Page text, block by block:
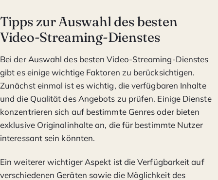
Tipps zur Auswahl des besten
Video-Streaming-Dienstes
Bei der Auswahl des besten Video-Streaming-Dienstes
gibt es einige wichtige Faktoren zu berücksichtigen.
Zunächst einmal ist es wichtig, die verfügbaren Inhalte
und die Qualität des Angebots zu prüfen. Einige Dienste
konzentrieren sich auf bestimmte Genres oder bieten
exklusive Originalinhalte an, die für bestimmte Nutzer
interessant sein könnten.
Ein weiterer wichtiger Aspekt ist die Verfügbarkeit auf
verschiedenen Geräten sowie die Möglichkeit des